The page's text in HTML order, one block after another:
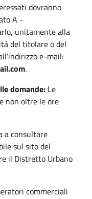
dovranno
A -
unitamente alla
del titolare o del
e-mail:
.
domande: Le
non oltre le ore
a consultare
sul sito del
il Distretto Urbano
commerciali